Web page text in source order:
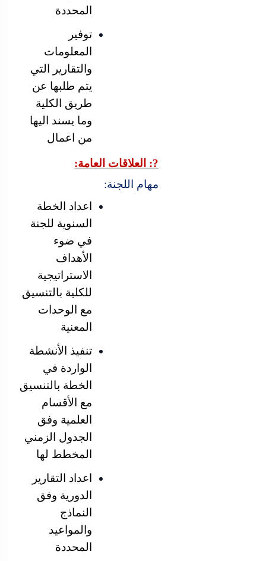
المحددة
توفير
المعلومات
والتقارير التي
يتم طلبها عن
طريق الكلية
وما يسند اليها
من اعمال
?: العلاقات العامة:
مهام اللجنة:
اعداد الخطة
السنوية للجنة
في ضوء
الأهداف
الاستراتيجية
للكلية بالتنسيق
مع الوحدات
المعنية
تنفيذ الأنشطة
الواردة في
الخطة بالتنسيق
مع الأقسام
العلمية وفق
الجدول الزمني
المخطط لها
اعداد التقارير
الدورية وفق
النماذج
والمواعيد
المحددة